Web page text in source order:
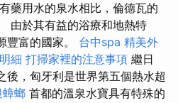
藥用水的泉水相比，倫德瓦的
由於其有益的浴療和地熱特
豐富的國家。 台中spa 精美外
細 打掃家裡的注意事項 繼日
後，匈牙利是世界第五個熱水超
蟑螂 首都的溫泉水寶具有特殊的